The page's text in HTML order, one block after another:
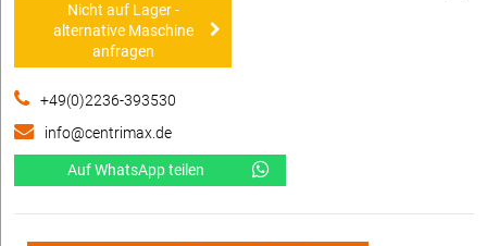
Nicht auf Lager -
alternative Maschine
anfragen
+49(0)2236-393530
info@centrimax.de
Auf WhatsApp teilen